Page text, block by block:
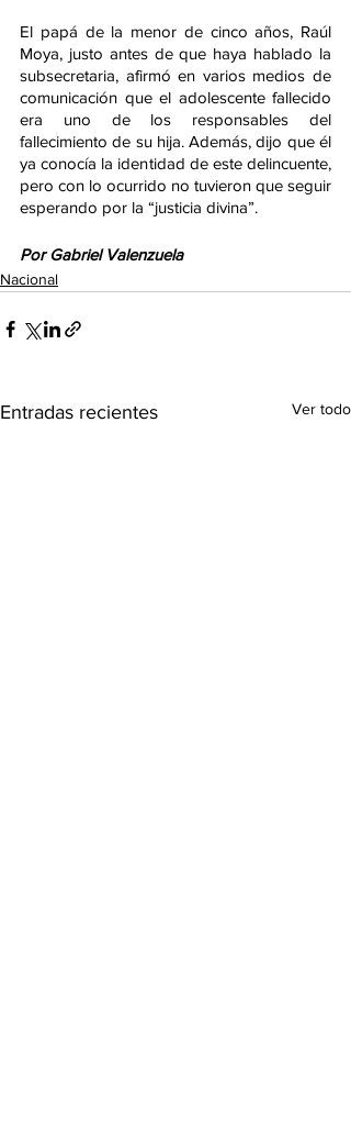
El papá de la menor de cinco años, Raúl
Moya, justo antes de que haya hablado la
subsecretaria, afirmó en varios medios de
comunicación que el adolescente fallecido
era uno de los responsables del
fallecimiento de su hija. Además, dijo que él
ya conocía la identidad de este delincuente,
pero con lo ocurrido no tuvieron que seguir
esperando por la “justicia divina”.
Por Gabriel Valenzuela
Nacional
Entradas recientes Ver todo